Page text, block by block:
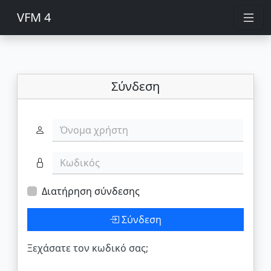
VFM 4
Σύνδεση
Όνομα χρήστη
Κωδικός
Διατήρηση σύνδεσης
Σύνδεση
Ξεχάσατε τον κωδικό σας;